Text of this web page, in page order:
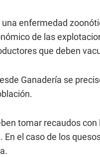
enfermedad
de las
que deben
Ganadería se
tomar recaudos
En el caso de los